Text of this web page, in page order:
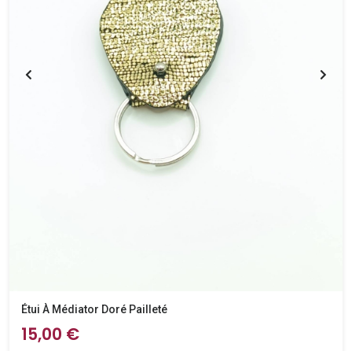
Étui À Médiator Doré Pailleté
15,00 €